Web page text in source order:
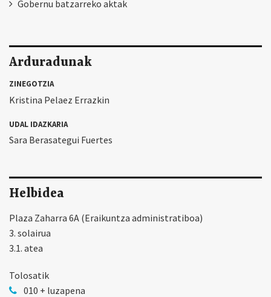
Gobernu batzarreko aktak
Arduradunak
ZINEGOTZIA
Kristina Pelaez Errazkin
UDAL IDAZKARIA
Sara Berasategui Fuertes
Helbidea
Plaza Zaharra 6A (Eraikuntza administratiboa)
3. solairua
3.1. atea
Tolosatik
010 + luzapena